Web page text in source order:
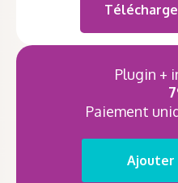
Plugin +
Paiement
Ajouter